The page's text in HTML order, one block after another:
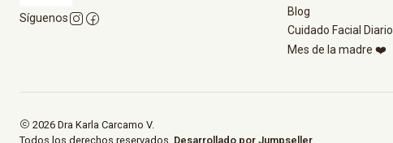
Síguenos
Blog
Cuidado Facial Diario
Mes de la madre ❤️
2026 Dra Karla Carcamo V.
Todos los derechos reservados. Desarrollado por Jumpseller